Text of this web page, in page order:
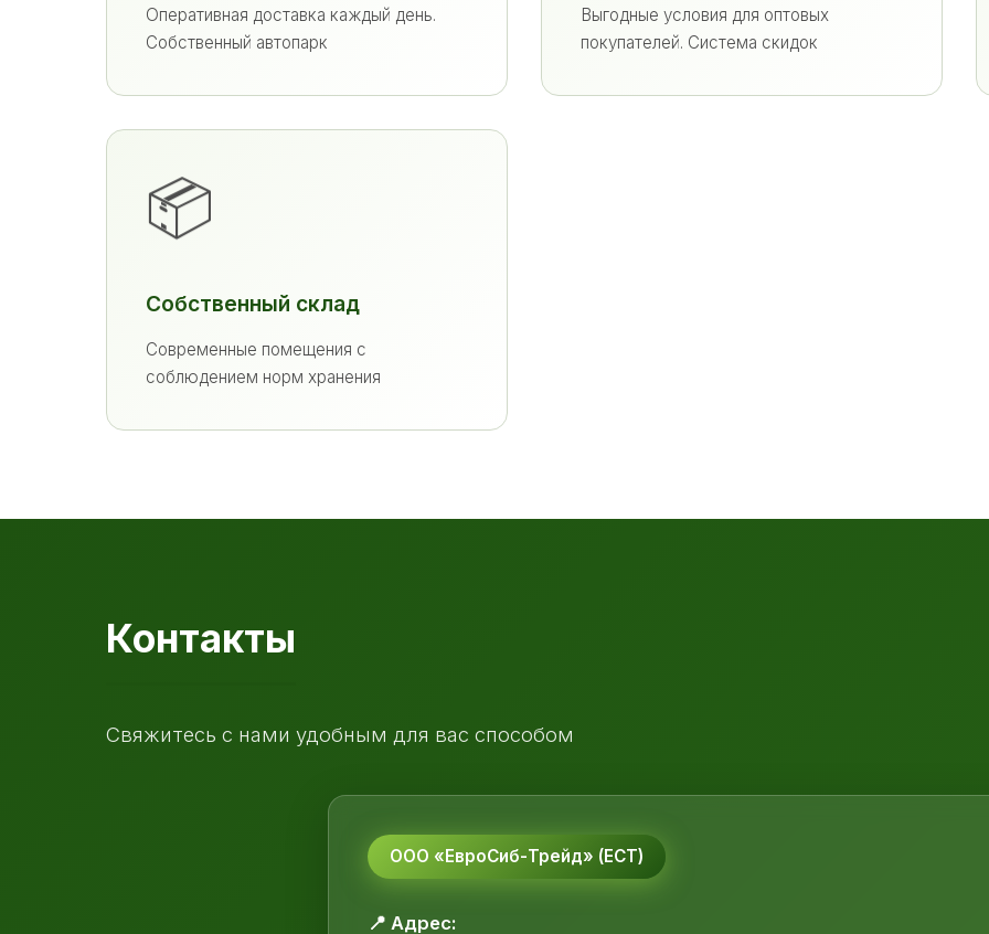
Оперативная доставка каждый день.
Собственный автопарк
Выгодные условия для оптовых
покупателей. Система скидок
📦
Собственный склад
Современные помещения с
соблюдением норм хранения
Контакты
Свяжитесь с нами удобным для вас способом
ООО «ЕвроСиб-Трейд» (ЕСТ)
📍 Адрес: